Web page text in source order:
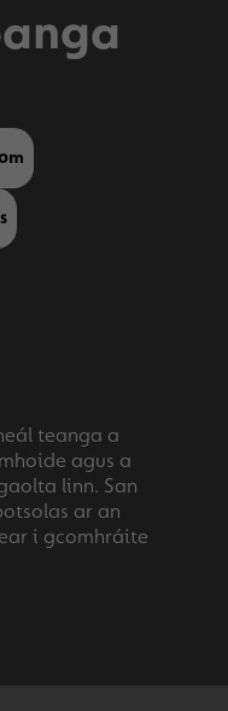
teanga a
agus a
linn. San
ar an
i gcomhráite